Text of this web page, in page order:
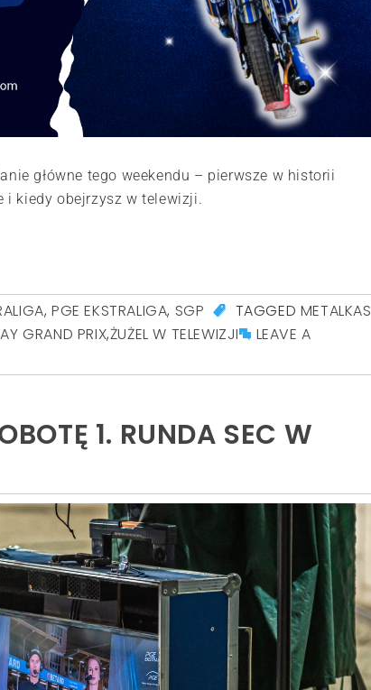
główne tego weekendu – pierwsze w historii
i kiedy obejrzysz w telewizji.
,PGE EKSTRALIGA, SGP TAGGED METALKAS
GRAND PRIX,ŻUŻEL W TELEWIZJI
LEAVE A
1. RUNDA SEC W